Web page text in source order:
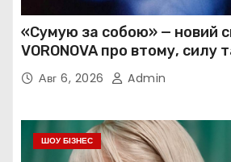
«Сумую за собою» — новий
VORONOVA про втому, силу
до себе
Авг 6, 2026 Admin
ШОУ БІЗНЕС